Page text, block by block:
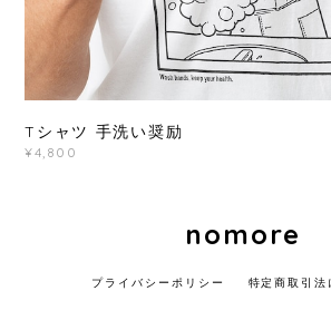
Tシャツ 手洗い奨励
¥4,800
nomore
プライバシーポリシー 特定商取引法